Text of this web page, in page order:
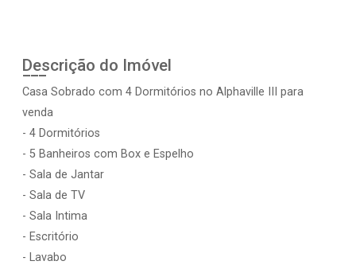
Descrição do Imóvel
Casa Sobrado com 4 Dormitórios no Alphaville III para
venda
- 4 Dormitórios
- 5 Banheiros com Box e Espelho
- Sala de Jantar
- Sala de TV
- Sala Intima
- Escritório
- Lavabo